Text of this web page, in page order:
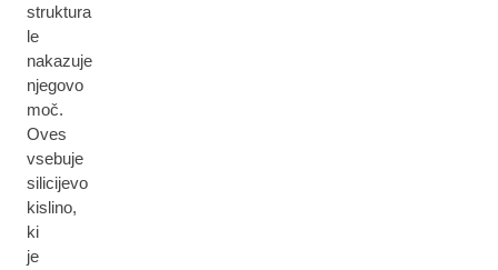
struktura
le
nakazuje
njegovo
moč.
Oves
vsebuje
silicijevo
kislino,
ki
je